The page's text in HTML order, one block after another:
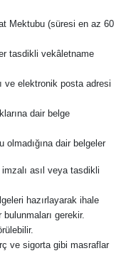
Mektubu (süresi en az 60
tasdikli vekâletname
ve elektronik posta adresi
dair belge
dair belgeler
asıl veya tasdikli
hazırlayarak ihale
gerekir.
ve sigorta gibi masraflar